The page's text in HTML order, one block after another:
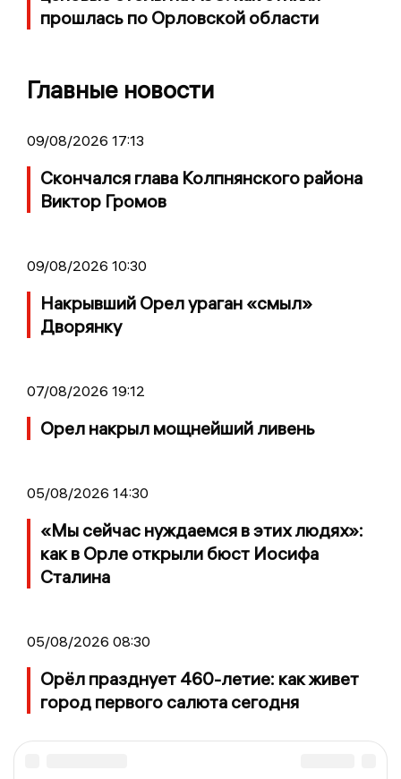
прошлась по Орловской области
Главные новости
09/08/2026 17:13
Скончался глава Колпнянского района
Виктор Громов
09/08/2026 10:30
Накрывший Орел ураган «смыл»
Дворянку
07/08/2026 19:12
Орел накрыл мощнейший ливень
05/08/2026 14:30
«Мы сейчас нуждаемся в этих людях»:
как в Орле открыли бюст Иосифа
Сталина
05/08/2026 08:30
Орёл празднует 460-летие: как живет
город первого салюта сегодня